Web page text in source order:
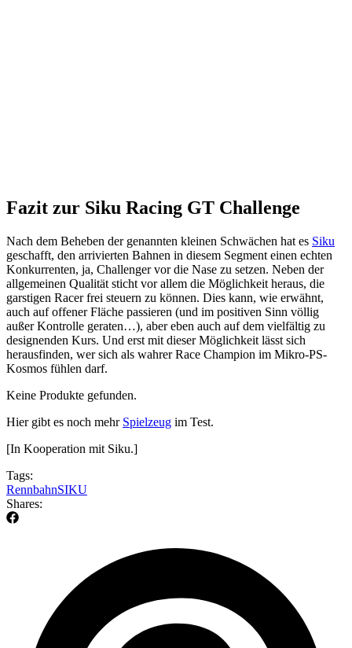
Fazit zur Siku Racing GT Challenge
Nach dem Beheben der genannten kleinen Schwächen hat es Siku
geschafft, den arrivierten Bahnen in diesem Segment einen echten
Konkurrenten, ja, Challenger vor die Nase zu setzen. Neben der
allgemeinen Qualität sticht vor allem die Möglichkeit heraus, die
garstigen Racer frei steuern zu können. Dies kann, wie erwähnt,
auch auf offener Fläche passieren (und im positiven Sinn völlig
außer Kontrolle geraten…), aber eben auch auf dem vielfältig zu
designenden Kurs. Und erst mit dieser Möglichkeit lässt sich
herausfinden, wer sich als wahrer Race Champion im Mikro-PS-
Kosmos fühlen darf.
Keine Produkte gefunden.
Hier gibt es noch mehr Spielzeug im Test.
[In Kooperation mit Siku.]
Tags:
RennbahnSIKU
Shares: